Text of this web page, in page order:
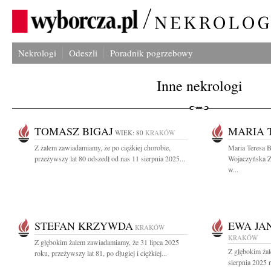
Nekrologi Odeszli Poradnik pogrzebowy
Inne nekrologi
TOMASZ BIGAJ WIEK: 80 KRAKÓW
Z żalem zawiadamiamy, że po ciężkiej chorobie,
przeżywszy lat 80 odszedł od nas 11 sierpnia 2025...
MARIA
Maria Teresa
Wojaczyńska
w...
STEFAN KRZYWDA KRAKÓW
Z głębokim żalem zawiadamiamy, że 31 lipca 2025
roku, przeżywszy lat 81, po długiej i ciężkiej...
EWA
KRAKÓW
Z głębokim
sierpnia 2025